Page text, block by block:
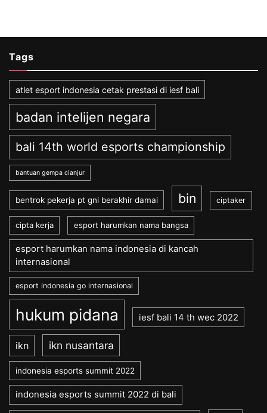
Tags
atlet esport indonesia cetak prestasi di iesf bali
badan intelijen negara
bali 14th world esports championship
bantuan gempa cianjur
bentrok pekerja pt gni berakhir damai bin ciptaker
cipta kerja esport harumkan nama bangsa
esport harumkan nama indonesia di kancah
internasional
esport indonesia go internasional
hukum pidana iesf bali 14 th wec 2022
ikn ikn nusantara
indonesia esports summit 2022
indonesia esports summit 2022 di bali